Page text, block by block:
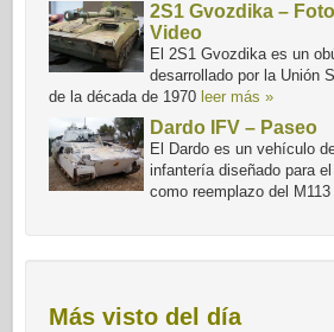
2S1 Gvozdika –
Video
El 2S1 Gvozdika es un
desarrollado por la Unión
de la década de 1970 leer más »
Dardo IFV – Paseo
El Dardo es un vehículo
infantería diseñado para
como reemplazo del M113
Más visto del día